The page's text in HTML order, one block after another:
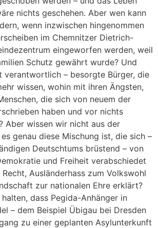
nichts geschehen. Aber wen kann
wenn inzwischen hingenommen
im Chemnitzer Dietrich-
eingeworfen werden, weil
Schutz gewährt wurde? Und
verantwortlich – besorgte Bürger, die
wissen, wohin mit ihren Ängsten,
die sich von neuem der
haben und vor nichts
Aber wissen wir nicht aus der
genau diese Mischung ist, die sich –
Deutschtums brüstend – von
und Freiheit verabschiedet
Ausländerhass zum Volkswohl
zur nationalen Ehre erklärt?
dass Pegida-Anhänger in
– dem Beispiel Übigau bei Dresden
zu einer geplanten Asylunterkunft